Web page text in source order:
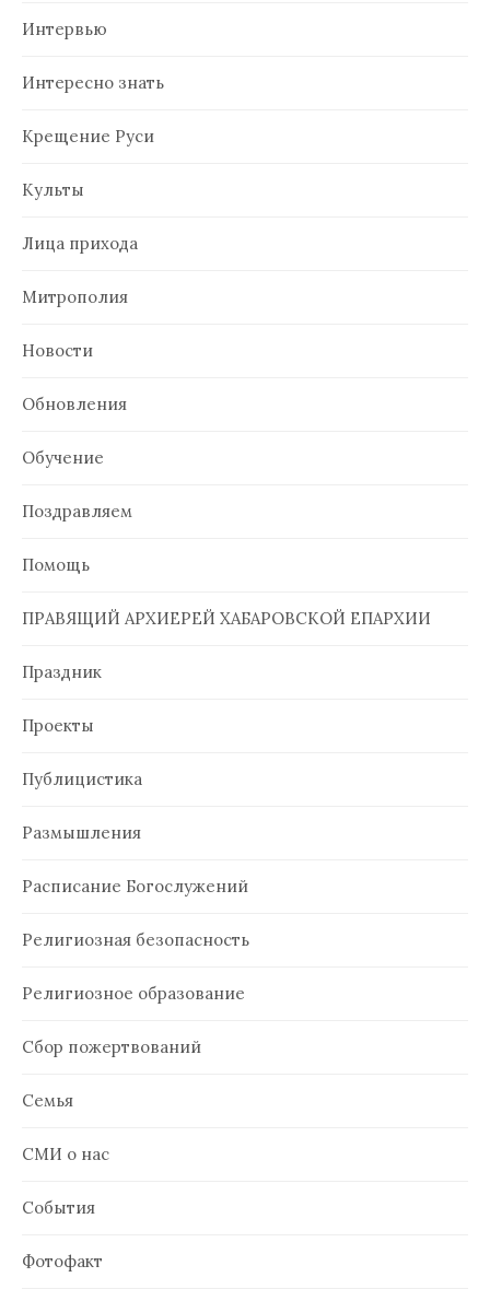
Интервью
Интересно знать
Крещение Руси
Культы
Лица прихода
Митрополия
Новости
Обновления
Обучение
Поздравляем
Помощь
ПРАВЯЩИЙ АРХИЕРЕЙ ХАБАРОВСКОЙ ЕПАРХИИ
Праздник
Проекты
Публицистика
Размышления
Расписание Богослужений
Религиозная безопасность
Религиозное образование
Сбор пожертвований
Семья
СМИ о нас
События
Фотофакт